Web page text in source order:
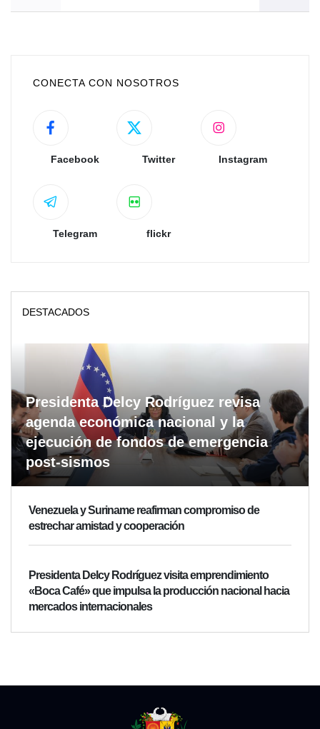
CONECTA CON NOSOTROS
Facebook Twitter Instagram
Telegram flickr
DESTACADOS
Presidenta Delcy Rodríguez revisa
agenda económica nacional y la
ejecución de fondos de emergencia
post-sismos
Venezuela y Suriname reafirman compromiso de
estrechar amistad y cooperación
Presidenta Delcy Rodríguez visita emprendimiento
«Boca Café» que impulsa la producción nacional hacia
mercados internacionales